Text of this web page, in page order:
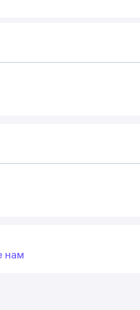
нам